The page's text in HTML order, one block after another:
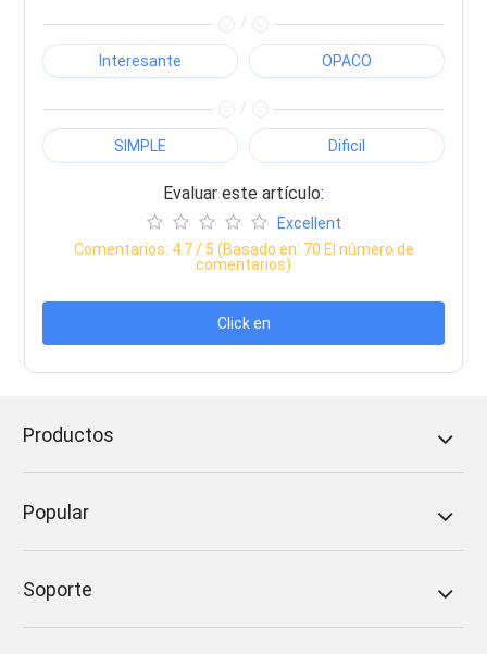
/
Interesante OPACO
/
SIMPLE Dificil
Evaluar este artículo:
Excellent
Comentarios: 4.7/ 5 (Basado en: 70 El número de
comentarios)
Click en
Productos
Popular
Soporte